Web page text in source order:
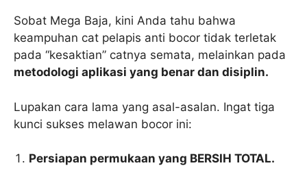
Sobat Mega Baja, kini Anda tahu bahwa
keampuhan cat pelapis anti bocor tidak terletak
pada “kesaktian” catnya semata, melainkan pada
metodologi aplikasi yang benar dan disiplin.
Lupakan cara lama yang asal-asalan. Ingat tiga
kunci sukses melawan bocor ini:
Persiapan permukaan yang BERSIH TOTAL.